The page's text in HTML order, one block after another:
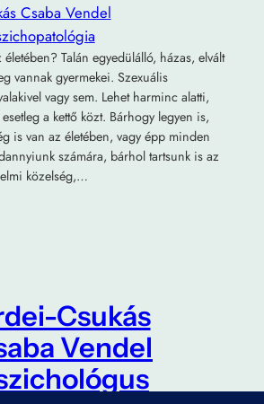
Csaba Vendel
Talán egyedülálló, házas, elvált
vannak gyermekei. Szexuális
vagy sem. Lehet harminc alatti,
a kettő közt. Bárhogy legyen is,
is van az életében, vagy épp minden
számára, bárhol tartsunk is az
közelség,…
Csukás
Vendel